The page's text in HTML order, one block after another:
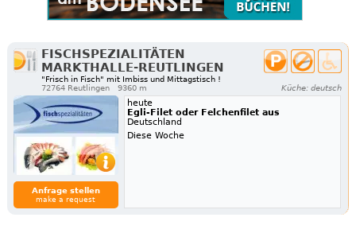
FISCHSPEZIALITÄTEN
MARKTHALLE-REUTLINGEN
"Frisch in Fisch" mit Imbiss und Mittagstisch !
72764 Reutlingen
9360 m Küche: deutsch
Anfrage stellen
make a request
heute
Egli-Filet oder Felchenfilet aus
Deutschland
Diese Woche